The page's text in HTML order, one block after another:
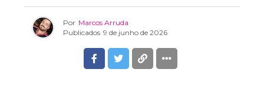
Por Marcos Arruda
Publicados 9 de junho de 2026